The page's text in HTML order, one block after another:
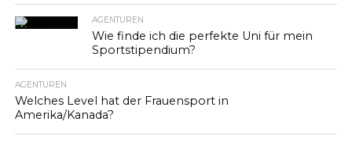
AGENTUREN
Wie finde ich die perfekte Uni für mein
Sportstipendium?
AGENTUREN
Welches Level hat der Frauensport in
Amerika/Kanada?